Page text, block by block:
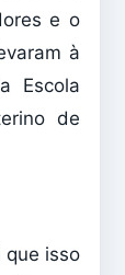
e o
à
Escola
de
que isso